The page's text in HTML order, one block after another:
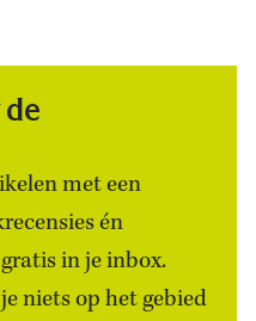
met een
én
in je inbox.
niets op het gebied